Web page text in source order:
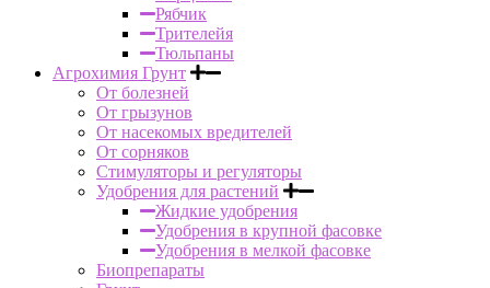
Рябчик
Трителейя
Тюльпаны
Агрохимия Грунт
От болезней
От грызунов
От насекомых вредителей
От сорняков
Стимуляторы и регуляторы
Удобрения для растений
Жидкие удобрения
Удобрения в крупной фасовке
Удобрения в мелкой фасовке
Биопрепараты